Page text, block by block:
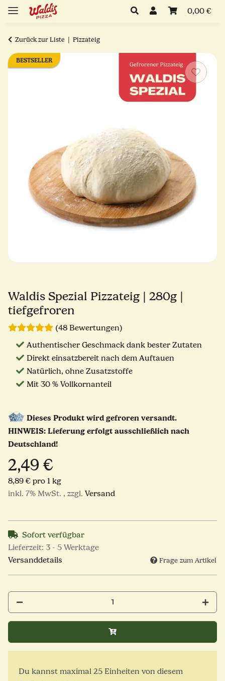
0,00 €
Zurück zur Liste Pizzateig
BESTSELLER
Waldis Spezial Pizzateig | 280g |
tiefgefroren
(48 Bewertungen)
Authentischer Geschmack dank bester Zutaten
Direkt einsatzbereit nach dem Auftauen
Natürlich, ohne Zusatzstoffe
Mit 30 % Vollkornanteil
Dieses Produkt wird gefroren versandt.
HINWEIS: Lieferung erfolgt ausschließlich nach
Deutschland!
2,49 €
8,89 € pro 1 kg
inkl. 7% MwSt. , zzgl. Versand
Sofort verfügbar
Lieferzeit: 3 - 5 Werktage
Versanddetails
Frage zum Artikel
Du kannst maximal 25 Einheiten von diesem